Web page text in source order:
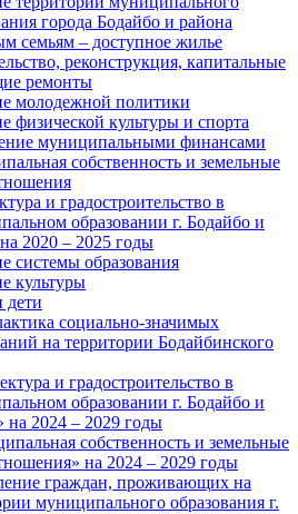
города Бодайбо и района
семьям – доступное жилье
реконструкция, капитальные
ремонты
молодежной политики
физической культуры и спорта
муниципальными финансами
собственность и земельные
и градостроительство в
образовании г. Бодайбо и
2020 – 2025 годы
системы образования
культуры
дети
социально-значимых
на территории Бодайбинского
и градостроительство в
образовании г. Бодайбо и
на 2024 – 2029 годы
собственность и земельные
на 2024 – 2029 годы
граждан, проживающих на
муниципального образования г.